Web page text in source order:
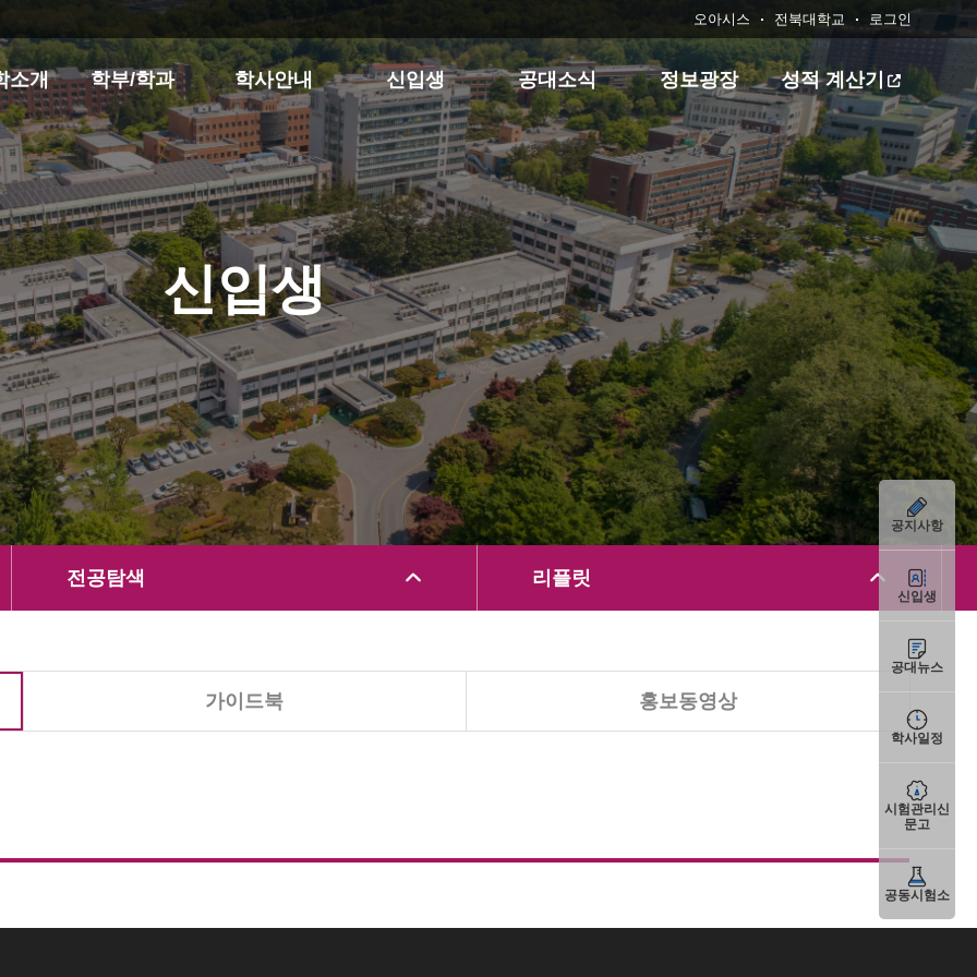
오아시스 전북대학교 로그인
소개 학부/학과 학사안내 신입생 공대소식 정보광장 성적 계산기
신입생
전공탐색 리플릿
가이드북 홍보동영상
공지사항
신입생
공대뉴스
학사일정
시험관리신
문고
공동시험소